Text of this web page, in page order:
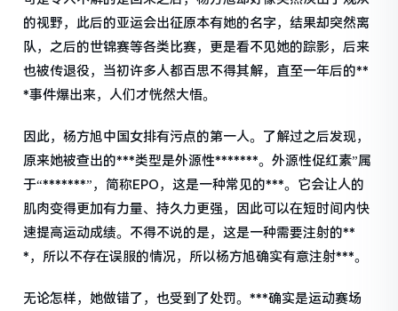
的视野，此后的亚运会出征原本有她的名字，结果却突然离
队，之后的世锦赛等各类比赛，更是看不见她的踪影，后来
也被传退役，当初许多人都百思不得其解，直至一年后的**
*事件爆出来，人们才恍然大悟。
因此，杨方旭中国女排有污点的第一人。了解过之后发现，
原来她被查出的***类型是外源性*******。外源性促红素”属
于“*******”，简称EPO，这是一种常见的***。它会让人的
肌肉变得更加有力量、持久力更强，因此可以在短时间内快
速提高运动成绩。不得不说的是，这是一种需要注射的**
*，所以不存在误服的情况，所以杨方旭确实有意注射***。
无论怎样，她做错了，也受到了处罚。***确实是运动赛场